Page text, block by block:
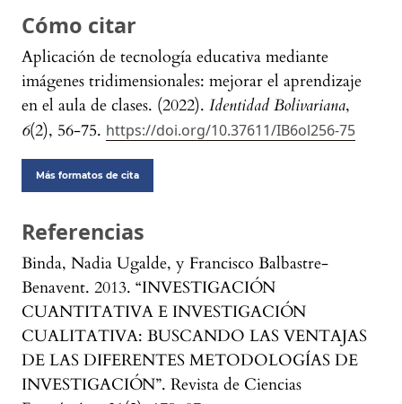
Cómo citar
Aplicación de tecnología educativa mediante
imágenes tridimensionales: mejorar el aprendizaje
en el aula de clases. (2022). Identidad Bolivariana,
6(2), 56-75. https://doi.org/10.37611/IB6ol256-75
Más formatos de cita
Referencias
Binda, Nadia Ugalde, y Francisco Balbastre-
Benavent. 2013. “INVESTIGACIÓN
CUANTITATIVA E INVESTIGACIÓN
CUALITATIVA: BUSCANDO LAS VENTAJAS
DE LAS DIFERENTES METODOLOGÍAS DE
INVESTIGACIÓN”. Revista de Ciencias